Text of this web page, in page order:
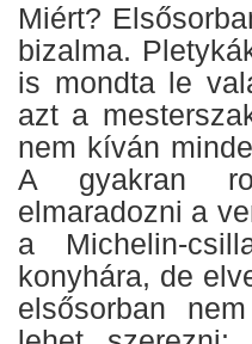
Miért?
bizalma.
is mondta le
azt a
nem kíván
A gyakran
elmaradozni a
a Michelin-
konyhára, de
elsősorban